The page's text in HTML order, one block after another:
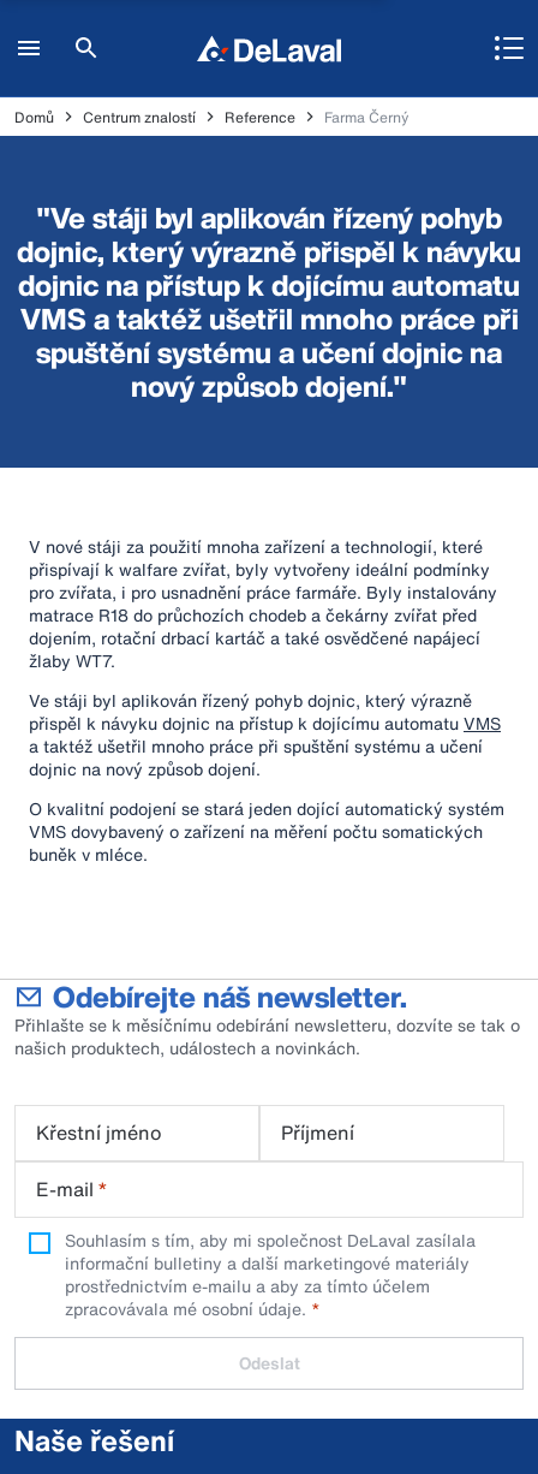
Domů Centrum znalostí Reference Farma Černý
"Ve stáji byl aplikován řízený pohyb
dojnic, který výrazně přispěl k návyku
dojnic na přístup k dojícímu automatu
VMS a taktéž ušetřil mnoho práce při
spuštění systému a učení dojnic na
nový způsob dojení."
V nové stáji za použití mnoha zařízení a technologií, které
přispívají k walfare zvířat, byly vytvořeny ideální podmínky
pro zvířata, i pro usnadnění práce farmáře. Byly instalovány
matrace R18 do průchozích chodeb a čekárny zvířat před
dojením, rotační drbací kartáč a také osvědčené napájecí
žlaby WT7.
Ve stáji byl aplikován řízený pohyb dojnic, který výrazně
přispěl k návyku dojnic na přístup k dojícímu automatuVMS
a taktéž ušetřil mnoho práce při spuštění systému a učení
dojnic na nový způsob dojení.
O kvalitní podojení se stará jeden dojící automatický systém
VMS dovybavený o zařízení na měření počtu somatických
buněk v mléce.
Odebírejte náš newsletter.
Přihlašte se k měsíčnímu odebírání newsletteru, dozvíte se tak o
našich produktech, událostech a novinkách.
Křestní jméno
Příjmení
E-mail *
Souhlasím s tím, aby mi společnost DeLaval zasílala
informační bulletiny a další marketingové materiály
prostřednictvím e-mailu a aby za tímto účelem
zpracovávala mé osobní údaje.
Odeslat
Naše řešení